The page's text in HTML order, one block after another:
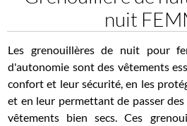
nuit
Les grenouillères de nuit pour
d'autonomie sont des vêtements
confort et leur sécurité, en les
et en leur permettant de passer
vêtements bien secs. Ces